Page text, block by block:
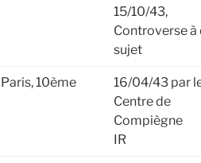
15/10/43,
Controverse à
sujet
Paris, 10ème
16/04/43 par
Centre de
Compiègne
IR